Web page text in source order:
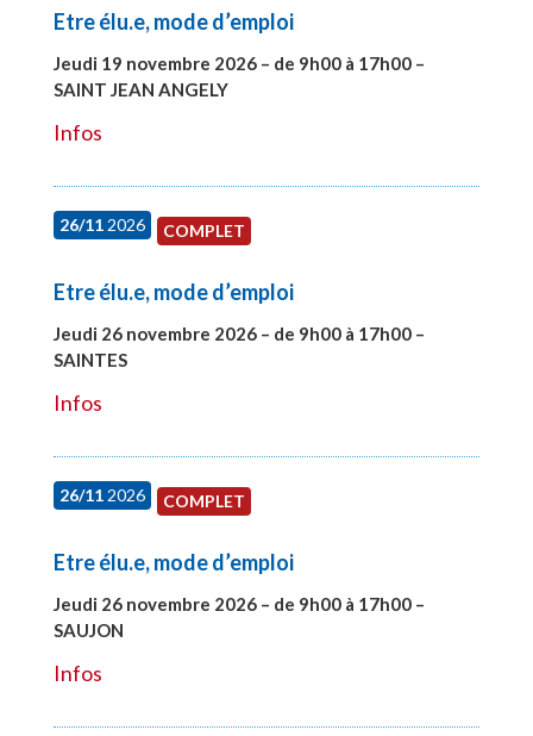
Etre élu.e, mode d’emploi
Jeudi 19 novembre 2026 – de 9h00 à 17h00 –
SAINT JEAN ANGELY
Infos
26/112026 COMPLET
Etre élu.e, mode d’emploi
Jeudi 26 novembre 2026 – de 9h00 à 17h00 –
SAINTES
Infos
26/112026 COMPLET
Etre élu.e, mode d’emploi
Jeudi 26 novembre 2026 – de 9h00 à 17h00 –
SAUJON
Infos